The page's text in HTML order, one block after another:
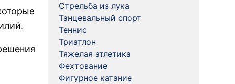
Стрельба из лука
Танцевальный спорт
Теннис
Триатлон
Тяжелая атлетика
Фехтование
Фигурное катание